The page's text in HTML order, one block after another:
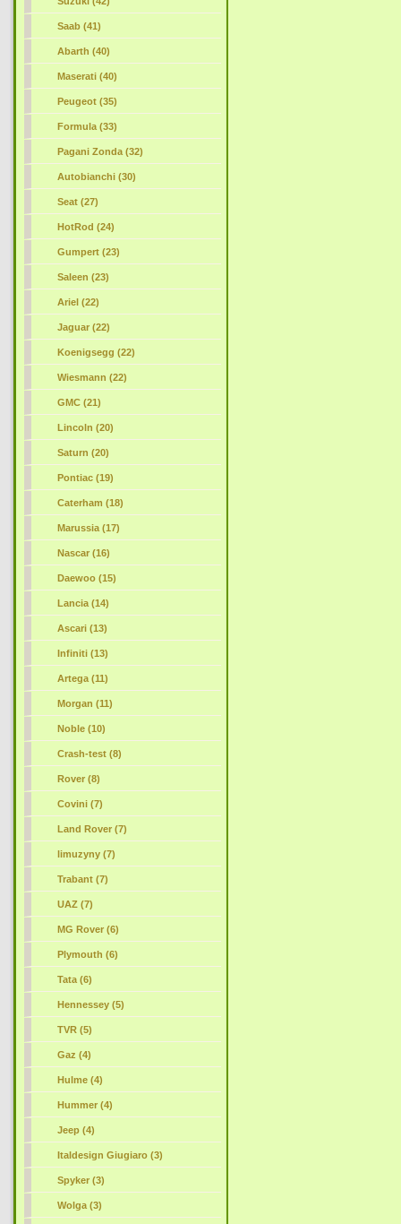
Saab (41)
Abarth (40)
Maserati (40)
Peugeot (35)
Formula (33)
Pagani Zonda (32)
Autobianchi (30)
Seat (27)
HotRod (24)
Gumpert (23)
Saleen (23)
Ariel (22)
Jaguar (22)
Koenigsegg (22)
Wiesmann (22)
GMC (21)
Lincoln (20)
Saturn (20)
Pontiac (19)
Caterham (18)
Marussia (17)
Nascar (16)
Daewoo (15)
Lancia (14)
Ascari (13)
Infiniti (13)
Artega (11)
Morgan (11)
Noble (10)
Crash-test (8)
Rover (8)
Covini (7)
Land Rover (7)
limuzyny (7)
Trabant (7)
UAZ (7)
MG Rover (6)
Plymouth (6)
Tata (6)
Hennessey (5)
TVR (5)
Gaz (4)
Hulme (4)
Hummer (4)
Jeep (4)
Italdesign Giugiaro (3)
Spyker (3)
Wolga (3)